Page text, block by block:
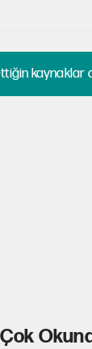
kaynaklar
Çok